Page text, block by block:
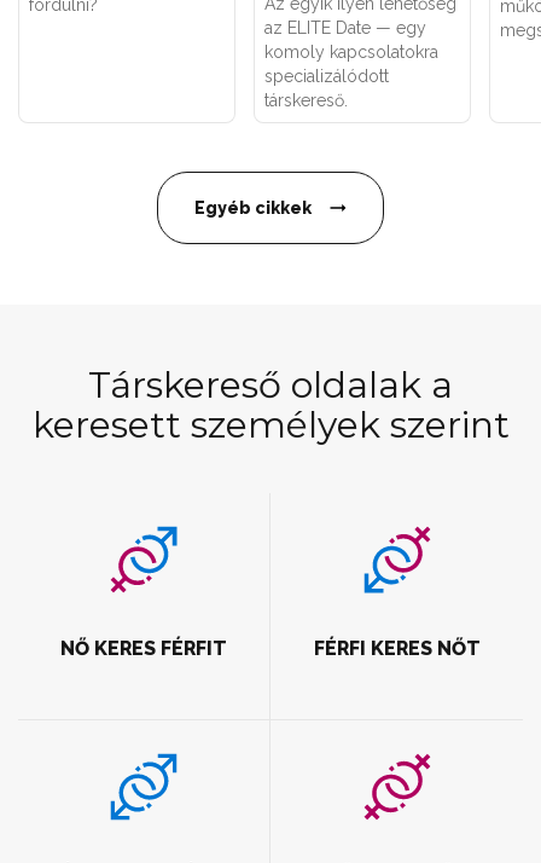
fordulni?
Az egyik ilyen lehetőség
az ELITE Date — egy
komoly kapcsolatokra
specializálódott
társkereső.
Egyéb cikkek
Társkereső oldalak a
keresett személyek szerint
NŐ KERES FÉRFIT FÉRFI KERES NŐT